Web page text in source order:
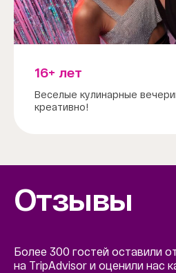
16+ лет
Веселые кулинарные
креативно!
Отзывы
Более 300 гостей оставили
на TripAdvisor и оценили нас